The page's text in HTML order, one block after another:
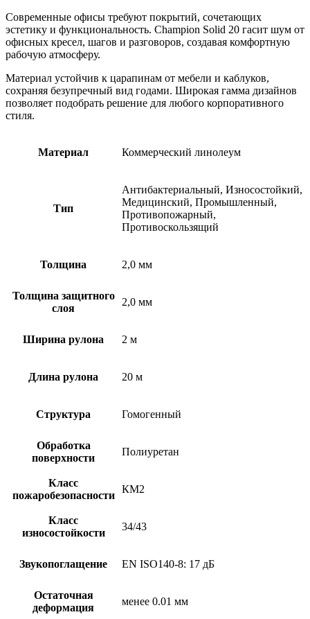
Современные офисы требуют покрытий, сочетающих
эстетику и функциональность. Champion Solid 20 гасит шум от
офисных кресел, шагов и разговоров, создавая комфортную
рабочую атмосферу.
Материал устойчив к царапинам от мебели и каблуков,
сохраняя безупречный вид годами. Широкая гамма дизайнов
позволяет подобрать решение для любого корпоративного
стиля.
Материал Коммерческий линолеум
Тип
Антибактериальный, Износостойкий,
Медицинский, Промышленный,
Противопожарный,
Противоскользящий
Толщина 2,0 мм
Толщина защитного
слоя
2,0 мм
Ширина рулона 2 м
Длина рулона 20 м
Структура Гомогенный
Обработка
поверхности
Полиуретан
Класс
пожаробезопасности
КМ2
Класс
износостойкости
34/43
Звукопоглащение EN ISO140-8: 17 дБ
Остаточная
деформация
менее 0.01 мм